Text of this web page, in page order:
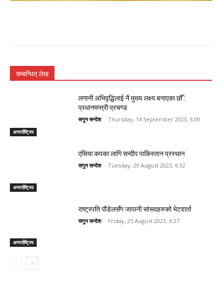
सम्बन्धित् लेख
अन्तर्राष्ट्रिय
लगानी अभिवृद्धिलाई नै मुख्य लक्ष्य बनाएका छौँ :
प्रधानमन्त्री प्रचण्ड
सगुन सन्देश - Thursday, 14 September 2023, 6:00
अन्तर्राष्ट्रिय
एसिया कपका लागि सन्दीप पाकिस्तान प्रस्थान
सगुन सन्देश - Tuesday, 29 August 2023, 6:32
अन्तर्राष्ट्रिय
राष्ट्रपति पौडेलसँग जापानी सांसदहरुको भेटवार्ता
सगुन सन्देश - Friday, 25 August 2023, 6:27